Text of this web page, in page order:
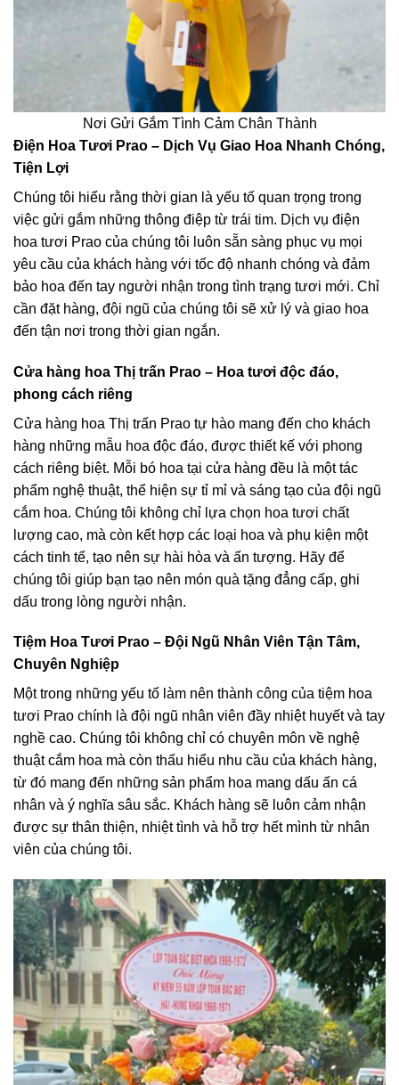
Nơi Gửi Gắm Tình Cảm Chân Thành
Điện Hoa Tươi Prao – Dịch Vụ Giao Hoa Nhanh Chóng,
Tiện Lợi
Chúng tôi hiểu rằng thời gian là yếu tố quan trọng trong
việc gửi gắm những thông điệp từ trái tim. Dịch vụ điện
hoa tươi Prao của chúng tôi luôn sẵn sàng phục vụ mọi
yêu cầu của khách hàng với tốc độ nhanh chóng và đảm
bảo hoa đến tay người nhận trong tình trạng tươi mới. Chỉ
cần đặt hàng, đội ngũ của chúng tôi sẽ xử lý và giao hoa
đến tận nơi trong thời gian ngắn.
Cửa hàng hoa Thị trấn Prao – Hoa tươi độc đáo,
phong cách riêng
Cửa hàng hoa Thị trấn Prao tự hào mang đến cho khách
hàng những mẫu hoa độc đáo, được thiết kế với phong
cách riêng biệt. Mỗi bó hoa tại cửa hàng đều là một tác
phẩm nghệ thuật, thể hiện sự tỉ mỉ và sáng tạo của đội ngũ
cắm hoa. Chúng tôi không chỉ lựa chọn hoa tươi chất
lượng cao, mà còn kết hợp các loại hoa và phụ kiện một
cách tinh tế, tạo nên sự hài hòa và ấn tượng. Hãy để
chúng tôi giúp bạn tạo nên món quà tặng đẳng cấp, ghi
dấu trong lòng người nhận.
Tiệm Hoa Tươi Prao – Đội Ngũ Nhân Viên Tận Tâm,
Chuyên Nghiệp
Một trong những yếu tố làm nên thành công của tiệm hoa
tươi Prao chính là đội ngũ nhân viên đầy nhiệt huyết và tay
nghề cao. Chúng tôi không chỉ có chuyên môn về nghệ
thuật cắm hoa mà còn thấu hiểu nhu cầu của khách hàng,
từ đó mang đến những sản phẩm hoa mang dấu ấn cá
nhân và ý nghĩa sâu sắc. Khách hàng sẽ luôn cảm nhận
được sự thân thiện, nhiệt tình và hỗ trợ hết mình từ nhân
viên của chúng tôi.